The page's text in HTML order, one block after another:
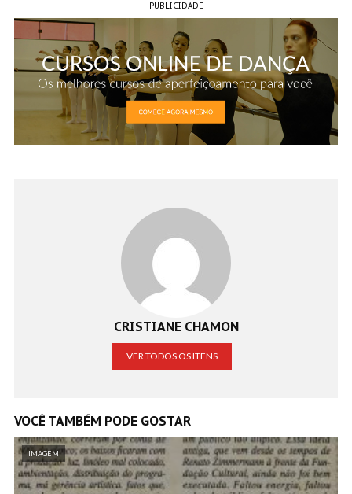
PUBLICIDADE
CRISTIANE CHAMON
VER TODOS OS ITENS
VOCÊ TAMBÉM PODE GOSTAR
IMAGEM